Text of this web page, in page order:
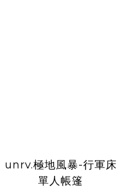
unrv.極地風暴-行軍床
單人帳篷